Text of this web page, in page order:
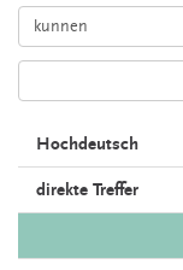
Hochdeutsch
direkte Treffer